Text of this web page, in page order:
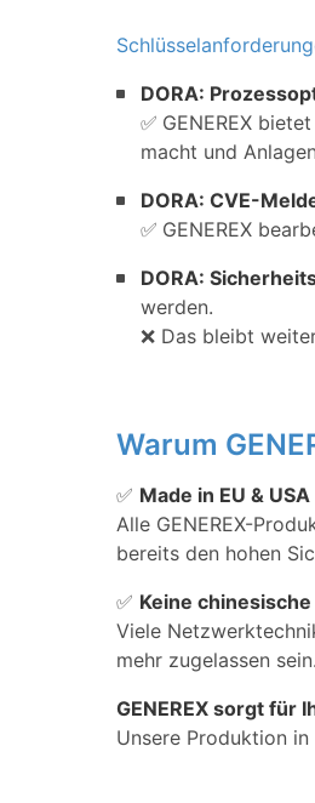
DORA:
✅ GENEREX
macht und
DORA: CVE-
✅ GENEREX
DORA:
werden.
❌ Das bleibt
Warum
✅ Made in EU & USA
Alle GENEREX-
bereits den hohen
✅ Keine
Viele
mehr zugelassen sein.
GENEREX sorgt für
Unsere Produktion